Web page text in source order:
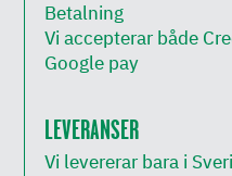
Betalning
Vi accepterar både
Google pay
LEVERANSER
Vi levererar bara i